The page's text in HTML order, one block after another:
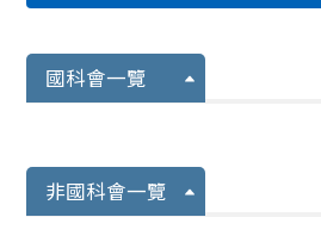
國科會一覽
非國科會一覽